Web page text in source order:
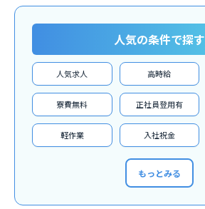
人気の条件で探す
人気求人 高時給
寮費無料 正社員登用有
軽作業 入社祝金
もっとみる